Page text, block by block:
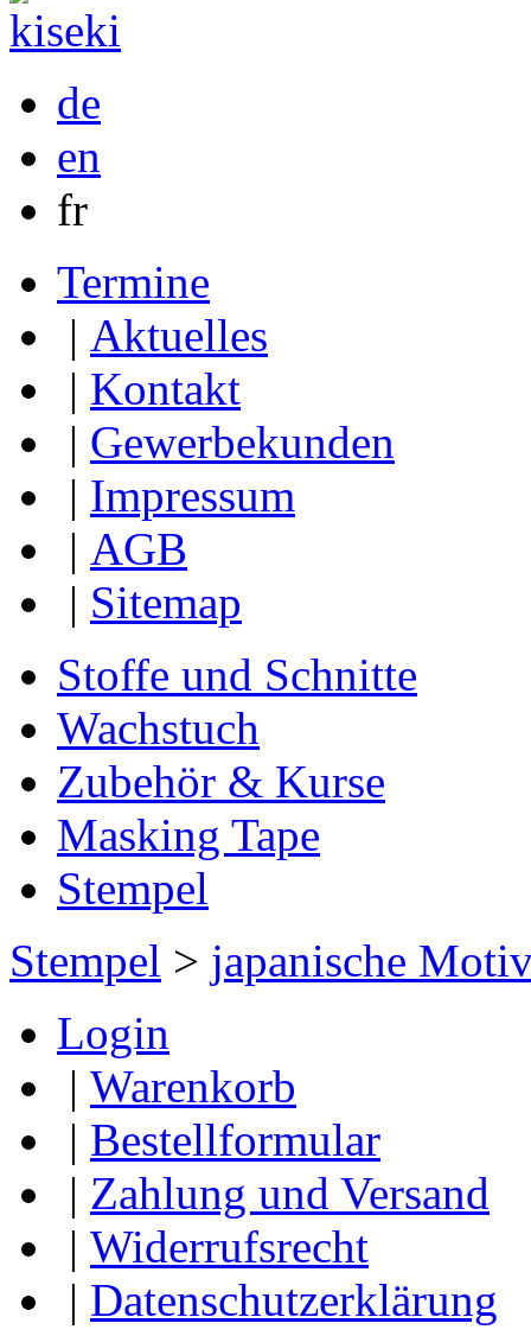
de
en
fr
Termine
| Aktuelles
| Kontakt
| Gewerbekunden
| Impressum
| AGB
| Sitemap
Stoffe und Schnitte
Wachstuch
Zubehör & Kurse
Masking Tape
Stempel
Stempel > japanische
Login
| Warenkorb
| Bestellformular
| Zahlung und Versand
| Widerrufsrecht
| Datenschutzerklärung